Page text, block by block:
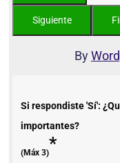
By
Si respondiste 'Sí':
importantes?
(Máx 3)*